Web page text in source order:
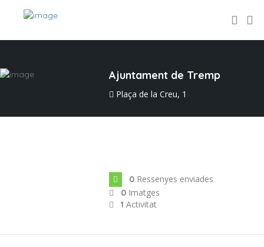
Ajuntament de Tremp
Plaça de la Creu, 1
0 Ressenyes enviades
0 Imatges
1 Activitat